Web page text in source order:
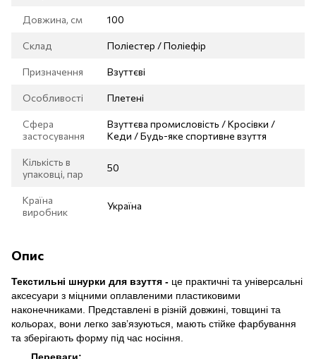
Довжина, см 100
Склад Поліестер / Поліефір
Призначення Взуттєві
Особливості Плетені
Сфера
застосування
Взуттєва промисловість / Кросівки /
Кеди / Будь-яке спортивне взуття
Кількість в
упаковці, пар
50
Країна
виробник
Україна
Опис
Текстильні шнурки для взуття - це практичні та універсальні
аксесуари з міцними оплавленими пластиковими
наконечниками. Представлені в різній довжині, товщині та
кольорах, вони легко зав’язуються, мають стійке фарбування
та зберігають форму під час носіння.
Переваги: